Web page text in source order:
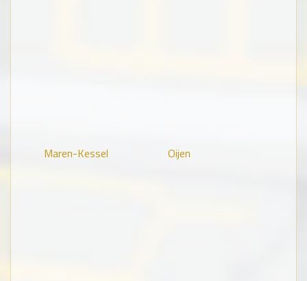
Maren-Kessel Oijen